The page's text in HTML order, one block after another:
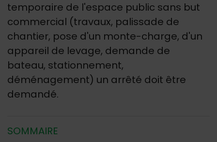
temporaire de l'espace public sans but
commercial (travaux, palissade de
chantier, pose d'un monte-charge, d'un
appareil de levage, demande de
bateau, stationnement,
déménagement) un arrêté doit être
demandé.
SOMMAIRE